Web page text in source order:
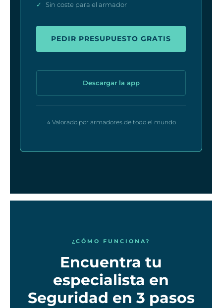
✓ Sin coste para el armador
PEDIR PRESUPUESTO GRATIS
Descargar la app
⭐ Valorado por armadores de todo el mundo
¿CÓMO FUNCIONA?
Encuentra tu
especialista en
Seguridad en 3 pasos